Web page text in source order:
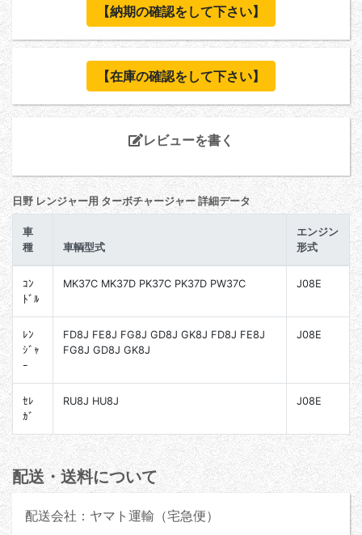
【納期の確認をして下さい】
【在庫の確認をして下さい】
レビューを書く
日野 レンジャー用 ターボチャージャー 詳細データ
車
種
車輌型式
エンジン
形式
ｺﾝ
ﾄﾞﾙ
MK37C MK37D PK37C PK37D PW37C J08E
ﾚﾝ
ｼﾞｬ
ｰ
FD8J FE8J FG8J GD8J GK8J FD8J FE8J
FG8J GD8J GK8J
J08E
ｾﾚ
ｶﾞ
RU8J HU8J J08E
配送・送料について
配送会社：ヤマト運輸（宅急便）